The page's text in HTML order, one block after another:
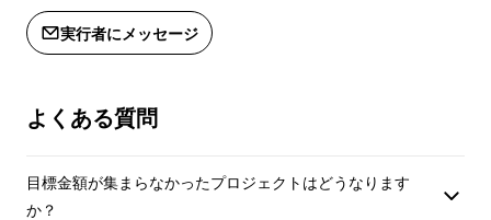
実行者にメッセージ
よくある質問
目標金額が集まらなかったプロジェクトはどうなります
か？